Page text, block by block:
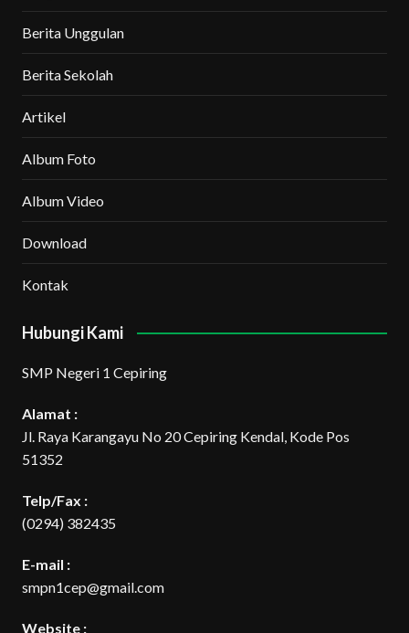
Berita Unggulan
Berita Sekolah
Artikel
Album Foto
Album Video
Download
Kontak
Hubungi Kami
SMP Negeri 1 Cepiring
Alamat :
Jl. Raya Karangayu No 20 Cepiring Kendal, Kode Pos
51352
Telp/Fax :
(0294) 382435
E-mail :
smpn1cep@gmail.com
Website :